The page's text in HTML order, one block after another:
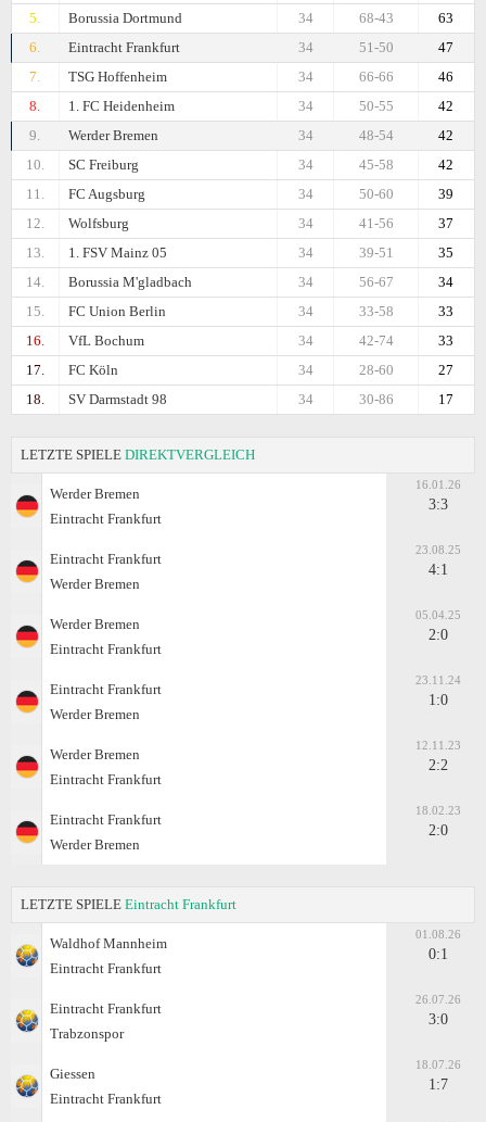
5. Borussia Dortmund 63
68-43
34
6.
Eintracht Frankfurt 47
51-50
34
7.
TSG Hoffenheim 46
66-66
34
8.
1. FC Heidenheim 42
50-55
34
9.
Werder Bremen 42
48-54
34
10.
SC Freiburg 42
45-58
34
11.
FC Augsburg 39
50-60
34
12.
Wolfsburg 37
41-56
34
13.
1. FSV Mainz 05 35
39-51
34
14.
Borussia M'gladbach 34
56-67
34
15.
FC Union Berlin 33
33-58
34
16.
VfL Bochum 33
42-74
34
17.
FC Köln 27
28-60
34
18.
SV Darmstadt 98 17
30-86
34
LETZTE SPIELE DIREKTVERGLEICH
Werder Bremen
Eintracht Frankfurt
16.01.26
3:3
Eintracht Frankfurt
Werder Bremen
23.08.25
4:1
Werder Bremen
Eintracht Frankfurt
05.04.25
2:0
Eintracht Frankfurt
Werder Bremen
23.11.24
1:0
Werder Bremen
Eintracht Frankfurt
12.11.23
2:2
Eintracht Frankfurt
Werder Bremen
18.02.23
2:0
LETZTE SPIELE Eintracht Frankfurt
Waldhof Mannheim
Eintracht Frankfurt
01.08.26
0:1
Eintracht Frankfurt
Trabzonspor
26.07.26
3:0
Giessen
Eintracht Frankfurt
18.07.26
1:7